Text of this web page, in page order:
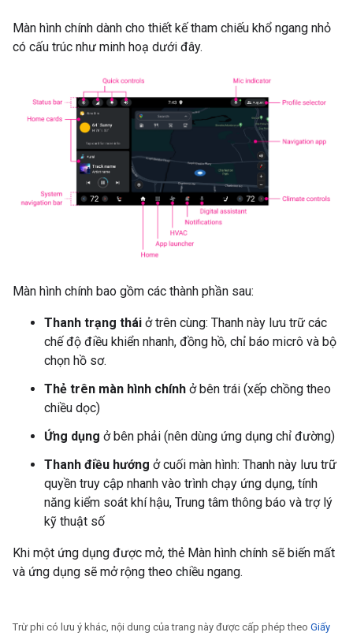
Màn hình chính dành cho thiết kế tham chiếu khổ ngang nhỏ
có cấu trúc như minh hoạ dưới đây.
Màn hình chính bao gồm các thành phần sau:
Thanh trạng thái ở trên cùng: Thanh này lưu trữ các
chế độ điều khiển nhanh, đồng hồ, chỉ báo micrô và bộ
chọn hồ sơ.
Thẻ trên màn hình chính ở bên trái (xếp chồng theo
chiều dọc)
Ứng dụng ở bên phải (nên dùng ứng dụng chỉ đường)
Thanh điều hướng ở cuối màn hình: Thanh này lưu trữ
quyền truy cập nhanh vào trình chạy ứng dụng, tính
năng kiểm soát khí hậu, Trung tâm thông báo và trợ lý
kỹ thuật số
Khi một ứng dụng được mở, thẻ Màn hình chính sẽ biến mất
và ứng dụng sẽ mở rộng theo chiều ngang.
Trừ phi có lưu ý khác, nội dung của trang này được cấp phép theo Giấy